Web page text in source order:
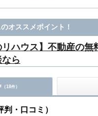
オススメポイント！
リハウス】不動産の無
ら
（18件）
・口コミ）